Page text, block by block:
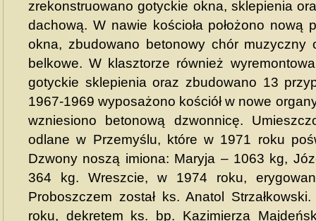
zrekonstruowano gotyckie okna, sklepienia
dachową. W nawie kościoła położono nową
okna, zbudowano betonowy chór muzyczny
belkowe. W klasztorze również
gotyckie sklepienia oraz zbudowano 13
1967-1969 wyposażono kościół w nowe
wzniesiono betonową dzwonnicę.
odlane w Przemyślu, które w 1971 roku
Dzwony noszą imiona: Maryja – 1063 kg,
364 kg. Wreszcie, w 1974 roku,
Proboszczem został ks. Anatol
roku, dekretem ks. bp. Kazimierza